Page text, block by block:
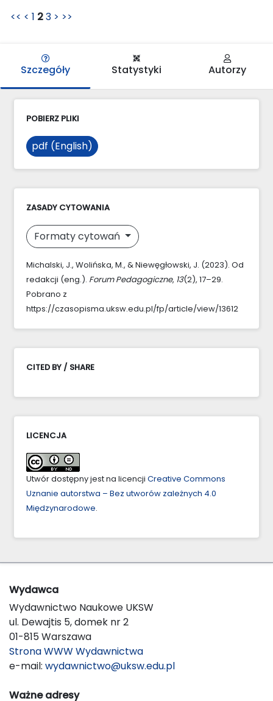
<< < 1 23 > >>
Szczegóły Statystyki Autorzy
POBIERZ PLIKI
pdf (English)
ZASADY CYTOWANIA
Formaty cytowań
Michalski, J., Wolińska, M., & Niewęgłowski, J. (2023). Od
redakcji (eng.). Forum Pedagogiczne, 13(2), 17–29.
Pobrano z
https://czasopisma.uksw.edu.pl/fp/article/view/13612
CITED BY / SHARE
LICENCJA
Utwór dostępny jest na licencji Creative Commons
Uznanie autorstwa – Bez utworów zależnych 4.0
Międzynarodowe.
Wydawca
Wydawnictwo Naukowe UKSW
ul. Dewajtis 5, domek nr 2
01-815 Warszawa
Strona WWW Wydawnictwa
e-mail: wydawnictwo@uksw.edu.pl
Ważne adresy